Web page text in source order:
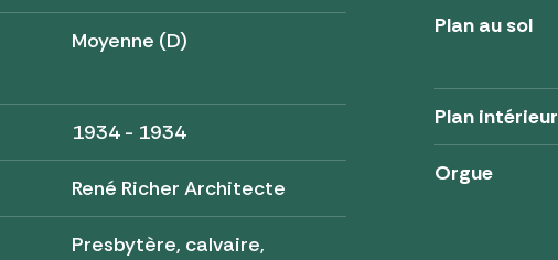
Moyenne (D)
1934 - 1934
René Richer Architecte
Presbytère, calvaire,
Plan au sol
Plan intérieur
Orgue